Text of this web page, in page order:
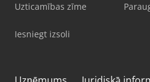
Uzticamības zīme
Iesniegt izsoli